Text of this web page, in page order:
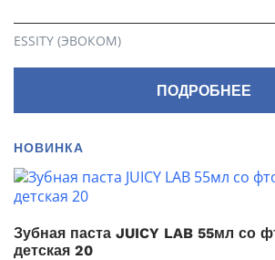
ESSITY (ЭВОКОМ)
ПОДРОБНЕЕ
НОВИНКА
Зубная паста JUICY LAB 55мл со
детская 20